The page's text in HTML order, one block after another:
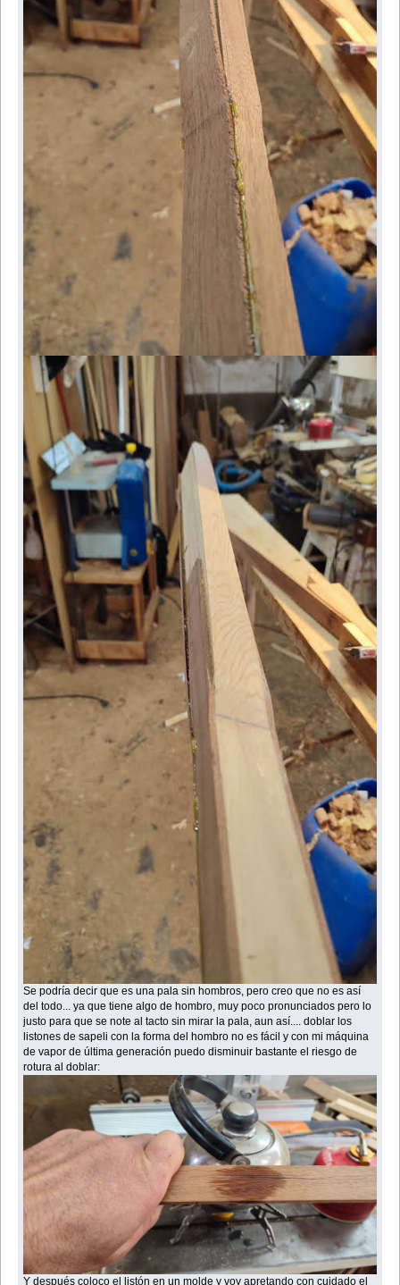
Se podría decir que es una pala sin hombros, pero creo que no es así
del todo... ya que tiene algo de hombro, muy poco pronunciados pero lo
justo para que se note al tacto sin mirar la pala, aun así.... doblar los
listones de sapeli con la forma del hombro no es fácil y con mi máquina
de vapor de última generación puedo disminuir bastante el riesgo de
rotura al doblar:
Y después coloco el listón en un molde y voy apretando con cuidado el